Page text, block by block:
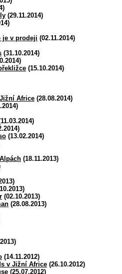
(29.11.2014)
je v prodeji (02.11.2014)
(31.10.2014)
(15.10.2014)
Africe (28.08.2014)
(13.02.2014)
(18.11.2013)
(02.10.2013)
(28.08.2013)
(14.11.2012)
v Jižní Africe (26.10.2012)
(25.07.2012)